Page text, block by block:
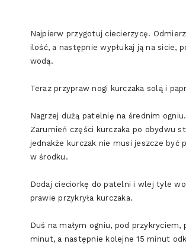
Najpierw przygotuj ciecierzycę.
ilość, a następnie wypłukaj ją na sicie,
wodą.
Teraz przypraw nogi kurczaka solą i
Nagrzej dużą patelnię na średnim
Zarumień części kurczaka po obydwu
jednakże kurczak nie musi jeszcze być
w środku.
Dodaj cieciorkę do patelni i wlej tyle
prawie przykryła kurczaka.
Duś na małym ogniu, pod przykryciem,
minut, a następnie kolejne 15 minut